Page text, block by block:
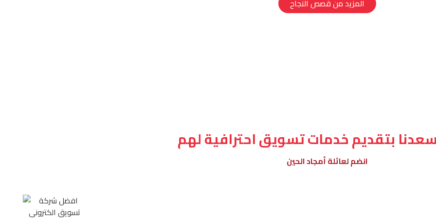
المزيد من قصص النجاح
بتقديم خدمات تسويق احترافية لهم
انضم لعائلة أمجاد الحين